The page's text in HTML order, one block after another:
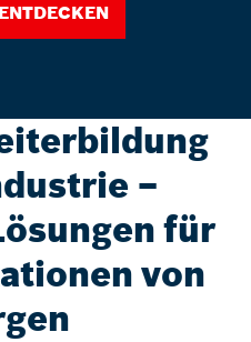
–
für
von